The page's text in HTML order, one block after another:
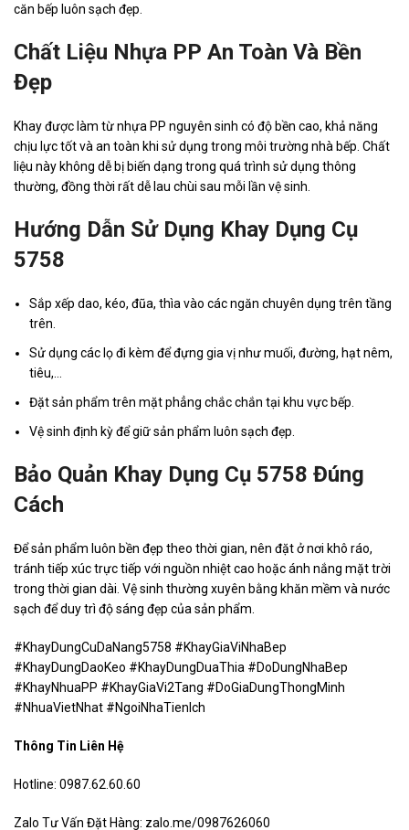
căn bếp luôn sạch đẹp.
Chất Liệu Nhựa PP An Toàn Và Bền
Đẹp
Khay được làm từ nhựa PP nguyên sinh có độ bền cao, khả năng
chịu lực tốt và an toàn khi sử dụng trong môi trường nhà bếp. Chất
liệu này không dễ bị biến dạng trong quá trình sử dụng thông
thường, đồng thời rất dễ lau chùi sau mỗi lần vệ sinh.
Hướng Dẫn Sử Dụng Khay Dụng Cụ
5758
Sắp xếp dao, kéo, đũa, thìa vào các ngăn chuyên dụng trên tầng
trên.
Sử dụng các lọ đi kèm để đựng gia vị như muối, đường, hạt nêm,
tiêu,…
Đặt sản phẩm trên mặt phẳng chắc chắn tại khu vực bếp.
Vệ sinh định kỳ để giữ sản phẩm luôn sạch đẹp.
Bảo Quản Khay Dụng Cụ 5758 Đúng
Cách
Để sản phẩm luôn bền đẹp theo thời gian, nên đặt ở nơi khô ráo,
tránh tiếp xúc trực tiếp với nguồn nhiệt cao hoặc ánh nắng mặt trời
trong thời gian dài. Vệ sinh thường xuyên bằng khăn mềm và nước
sạch để duy trì độ sáng đẹp của sản phẩm.
#KhayDungCuDaNang5758 #KhayGiaViNhaBep
#KhayDungDaoKeo #KhayDungDuaThia #DoDungNhaBep
#KhayNhuaPP #KhayGiaVi2Tang #DoGiaDungThongMinh
#NhuaVietNhat #NgoiNhaTienIch
Thông Tin Liên Hệ
Hotline: 0987.62.60.60
Zalo Tư Vấn Đặt Hàng: zalo.me/0987626060